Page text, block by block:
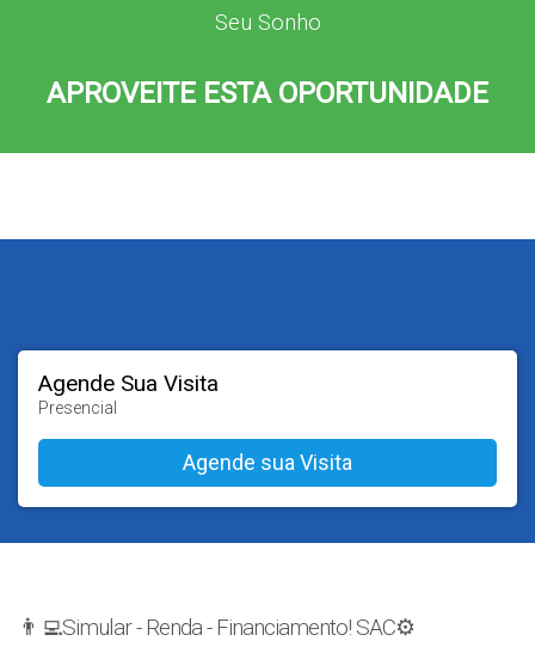
Seu Sonho
APROVEITE ESTA OPORTUNIDADE
Agende Sua Visita
Presencial
👨‍💻Simular - Renda - Financiamento! SAC⚙️